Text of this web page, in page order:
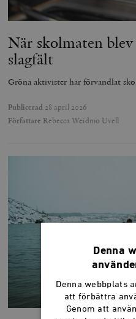
När skolmaten
slagfält
Gröna aktivister har förvandlat
Publicerad 28 april 2026
Författare Rebecca Weidmo Uvell
Denna
Denna webbplats
att förbättra
Genom att